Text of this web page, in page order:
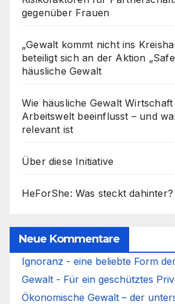
gegenüber Frauen
„Gewalt kommt nicht ins
beteiligt sich an der Aktion
häusliche Gewalt
Wie häusliche Gewalt
Arbeitswelt beeinflusst – und
relevant ist
Über diese Initiative
HeForShe: Was steckt dahinter?
Neue Kommentare
Ignoranz - eine beliebte Form
Gewalt - Für ein geschütztes
Ökonomische Gewalt – der